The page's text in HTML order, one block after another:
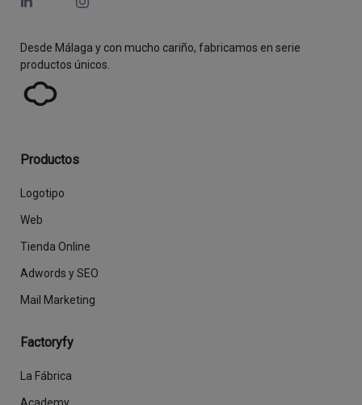
Desde Málaga y con mucho cariño, fabricamos en serie
productos únicos.
Productos
Logotipo
Web
Tienda Online
Adwords y SEO
Mail Marketing
Factoryfy
La Fábrica